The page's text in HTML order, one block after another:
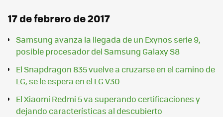
17 de febrero de 2017
Samsung avanza la llegada de un Exynos serie 9,
posible procesador del Samsung Galaxy S8
El Snapdragon 835 vuelve a cruzarse en el camino de
LG, se le espera en el LG V30
El Xiaomi Redmi 5 va superando certificaciones y
dejando características al descubierto